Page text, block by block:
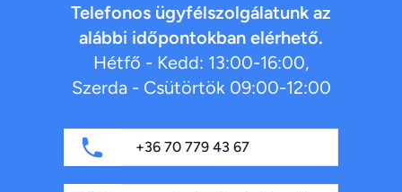
Telefonos ügyfélszolgálatunk az
alábbi időpontokban elérhető.
Hétfő - Kedd: 13:00-16:00,
Szerda - Csütörtök 09:00-12:00
+36 70 779 43 67